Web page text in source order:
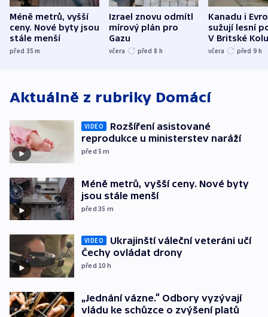
Méně metrů, vyšší
ceny. Nové byty jsou
stále menší
před 35m
Izrael znovu odmítl
mírový plán pro
Gazu
včera před 8 h
Kanadu i
sužují lesní
V Britské
evakuovali
včera před 9 h
Aktuálně z rubriky Domácí
VIDEO
Rozšíření asistované
reprodukce u ministerstev naráží
před 5m
Méně metrů, vyšší ceny. Nové byty
jsou stále menší
před 35 m
VIDEO
Ukrajinští váleční veteráni učí
Čechy ovládat drony
před 10 h
„Jednání vázne.“ Odbory vyzývají
vládu ke schůzce o zvýšení platů